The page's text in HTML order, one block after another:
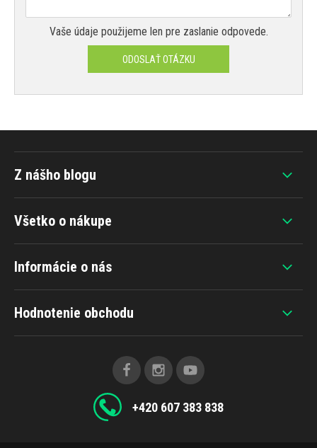
Vaše údaje použijeme len pre zaslanie odpovede.
ODOSLAŤ OTÁZKU
Všetko o nákupe
Informácie o nás
Hodnotenie obchodu
+420 607 383 838
Z nášho blogu